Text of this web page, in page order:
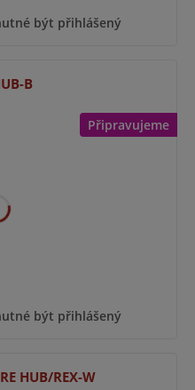
být přihlášený
Připravujeme
B
být přihlášený
HUB/REX-W